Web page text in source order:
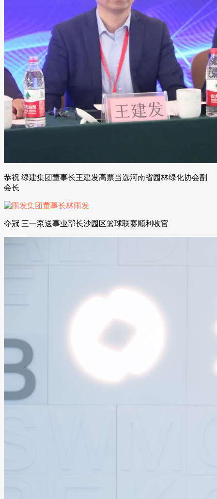
恭祝 绿建集团董事长王建发高票当选河南省园林绿化协会副
会长
夺冠 三一泵送事业部长沙园区篮球联赛顺利收官